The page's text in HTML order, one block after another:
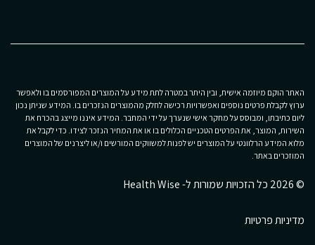
האתר הוקם מיוזמה אישית, ובין היתר במטרה לתת מידע על המוצרים המפורסמים בו ולאפשר
ערוץ לקבלת פרטים נוספים ואפשרויות רכישה לחלק מהמוצרים הנזכרים בו. המידע שניתן נכון
ליום כתיבתו, ומבוסס על מחקר אישי שנערך על ידי המחבר. המידע איננו מייצג בהכרח את
השירות, המוצר, את הפרטים הטכניים הכלולים בו או את המחיר הנזכר לצידו. כדי לקבל את
מלוא המידע הרלוונטי על המוצרים יש לפנות למשווקים המורשים ו/או ליצרנים של המוצרים
המוזכרים באתר.
© 2026 כל הזכויות שמורות ל- Health Wise
מדיניות פרטיות